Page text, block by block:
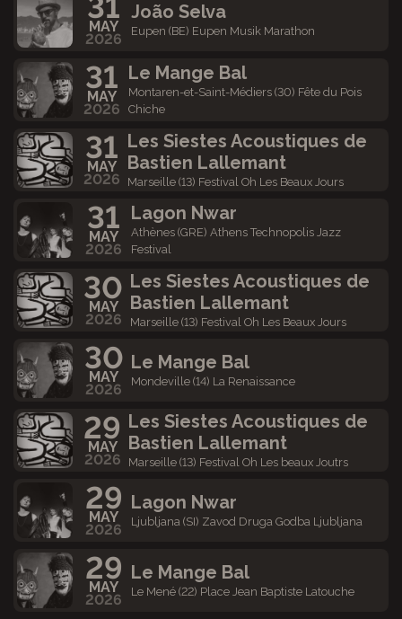
31
MAY
2026
João Selva
Eupen (BE) Eupen Musik Marathon
31
MAY
2026
Le Mange Bal
Montaren-et-Saint-Médiers (30) Fête du Pois
Chiche
31
MAY
2026
Les Siestes Acoustiques de
Bastien Lallemant
Marseille (13) Festival Oh Les Beaux Jours
31
MAY
2026
Lagon Nwar
Athènes (GRE) Athens Technopolis Jazz
Festival
30
MAY
2026
Les Siestes Acoustiques de
Bastien Lallemant
Marseille (13) Festival Oh Les Beaux Jours
30
MAY
2026
Le Mange Bal
Mondeville (14) La Renaissance
29
MAY
2026
Les Siestes Acoustiques de
Bastien Lallemant
Marseille (13) Festival Oh Les beaux Joutrs
29
MAY
2026
Lagon Nwar
Ljubljana (SI) Zavod Druga Godba Ljubljana
29
MAY
2026
Le Mange Bal
Le Mené (22) Place Jean Baptiste Latouche